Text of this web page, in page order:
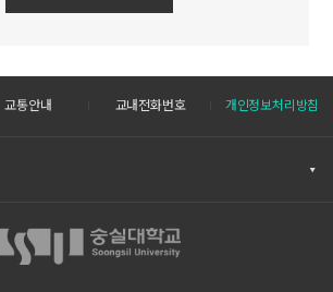
교통안내 교내전화번호 개인정보처리방침